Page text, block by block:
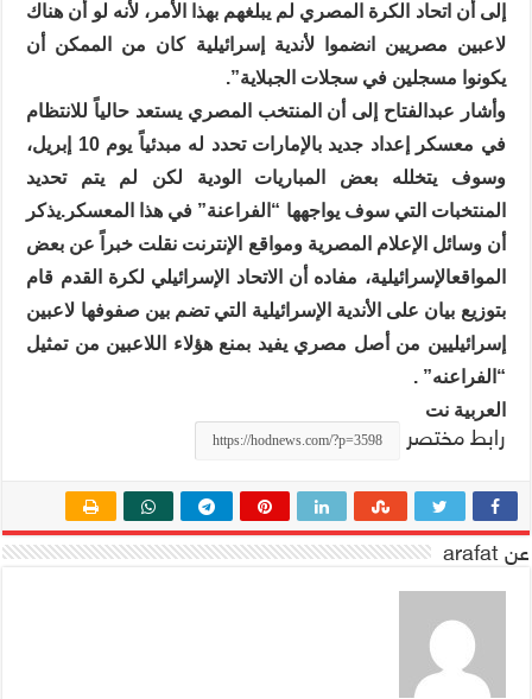
إلى أن اتحاد الكرة المصري لم يبلغهم بهذا الأمر، لأنه لو أن هناك
لاعبين مصريين انضموا لأندية إسرائيلية كان من الممكن أن
يكونوا مسجلين في سجلات الجبلاية”.
وأشار عبدالفتاح إلى أن المنتخب المصري يستعد حالياً للانتظام
في معسكر إعداد جديد بالإمارات تحدد له مبدئياً يوم 10 إبريل،
وسوف يتخلله بعض المباريات الودية لكن لم يتم تحديد
المنتخبات التي سوف يواجهها “الفراعنة” في هذا المعسكر.يذكر
أن وسائل الإعلام المصرية ومواقع الإنترنت نقلت خبراً عن بعض
المواقعالإسرائيلية، مفاده أن الاتحاد الإسرائيلي لكرة القدم قام
بتوزيع بيان على الأندية الإسرائيلية التي تضم بين صفوفها لاعبين
إسرائيليين من أصل مصري يفيد بمنع هؤلاء اللاعبين من تمثيل
“الفراعنه” .
العربية نت
رابط مختصر
عن arafat